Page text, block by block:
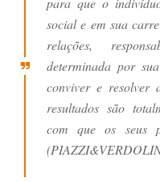
social e em sua
relações,
determinada por
conviver e resolver
resultados são
com que os seus